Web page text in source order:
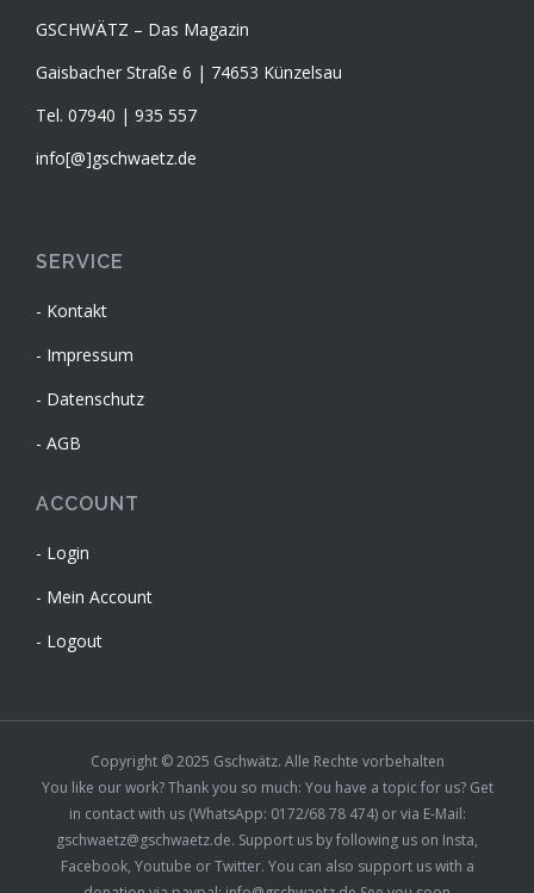
GSCHWÄTZ – Das Magazin
Gaisbacher Straße 6 | 74653 Künzelsau
Tel. 07940 | 935 557
info[@]gschwaetz.de
SERVICE
Kontakt
Impressum
Datenschutz
AGB
ACCOUNT
Login
Mein Account
Logout
Copyright © 2025 Gschwätz. Alle Rechte vorbehalten
You like our work? Thank you so much: You have a topic for us? Get
in contact with us (WhatsApp: 0172/68 78 474) or via E-Mail:
gschwaetz@gschwaetz.de. Support us by following us on Insta,
Facebook, Youtube or Twitter. You can also support us with a